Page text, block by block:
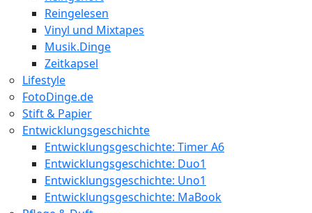
Reingelesen
Vinyl und Mixtapes
Musik.Dinge
Zeitkapsel
Lifestyle
FotoDinge.de
Stift & Papier
Entwicklungsgeschichte
Entwicklungsgeschichte: Timer A6
Entwicklungsgeschichte: Duo1
Entwicklungsgeschichte: Uno1
Entwicklungsgeschichte: MaBook